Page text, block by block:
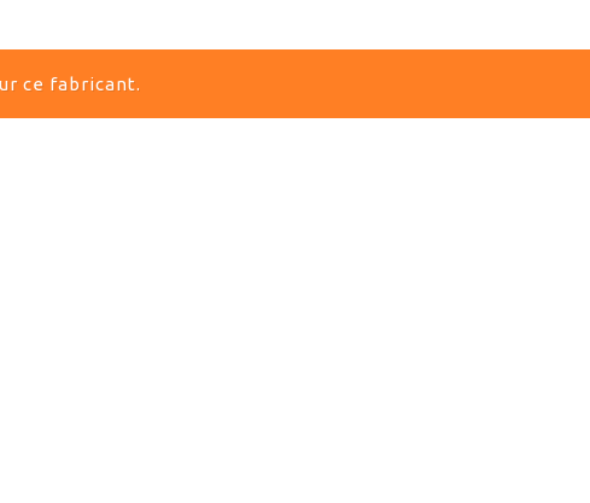
ce fabricant.